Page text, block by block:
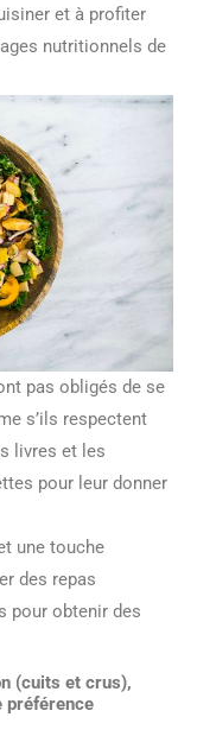
et à profiter
nutritionnels de
pas obligés de se
s’ils respectent
livres et les
pour leur donner
une touche
des repas
pour obtenir des
(cuits et crus),
préférence